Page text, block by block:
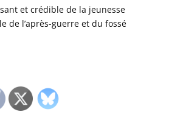
et crédible de la jeunesse
de l’après-guerre et du fossé